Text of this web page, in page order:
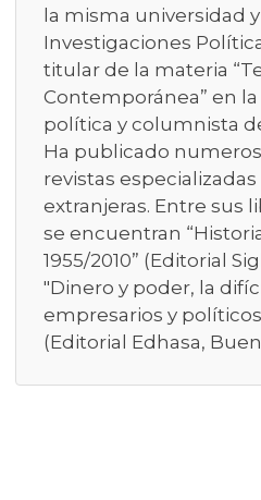
la misma universidad
Investigaciones
titular de la materia
Contemporánea” en la
política y columnista
Ha publicado
revistas
extranjeras. Entre sus
se encuentran
1955/2010” (Editorial
"Dinero y poder, la
empresarios y
(Editorial Edhasa,